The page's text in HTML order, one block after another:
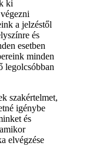
ki
a jelzéstől
és
esetben
minden
legolcsóbban
szakértelmet,
igénybe
és
elvégzése